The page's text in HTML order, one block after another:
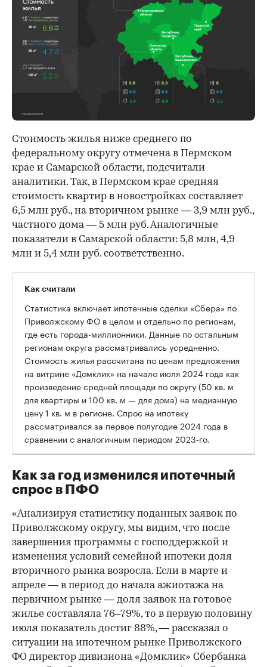
Стоимость жилья ниже среднего по
федеральному округу отмечена в Пермском
крае и Самарской области, подсчитали
аналитики. Так, в Пермском крае средняя
стоимость квартир в новостройках составляет
6,5 млн руб., на вторичном рынке — 3,9 млн руб.,
частного дома — 5 млн руб. Аналогичные
показатели в Самарской области: 5,8 млн, 4,9
млн и 5,4 млн руб. соответственно.
Как считали
Статистика включает ипотечные сделки «Сбера» по
Приволжскому ФО в целом и отдельно по регионам,
где есть города-миллионники. Данные по остальным
регионам округа рассматривались усредненно.
Стоимость жилья рассчитана по ценам предложения
на витрине «Домклик» на начало июля 2024 года как
произведение средней площади по округу (50 кв. м
для квартиры и 100 кв. м — для дома) на медианную
цену 1 кв. м в регионе. Спрос на ипотеку
рассматривался за первое полугодие 2024 года в
сравнении с аналогичным периодом 2023-го.
Как за год изменился ипотечный
спрос в ПФО
«Анализируя статистику поданных заявок по
Приволжскому округу, мы видим, что после
завершения программы с господдержкой и
изменения условий семейной ипотеки доля
вторичного рынка возросла. Если в марте и
апреле — в период до начала ажиотажа на
первичном рынке — доля заявок на готовое
жилье составляла 76–79%, то в первую половину
июля показатель достиг 88%, — рассказал о
ситуации на ипотечном рынке Приволжского
ФО директор дивизиона «Домклик» Сбербанка